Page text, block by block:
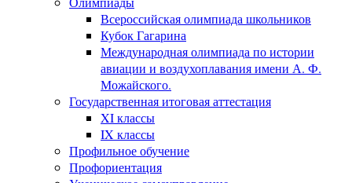
Всероссийская олимпиада школьников
Кубок Гагарина
Международная олимпиада по истории
авиации и воздухоплавания имени А. Ф.
Можайского.
Государственная итоговая аттестация
XI классы
IX классы
Профильное обучение
Профориентация